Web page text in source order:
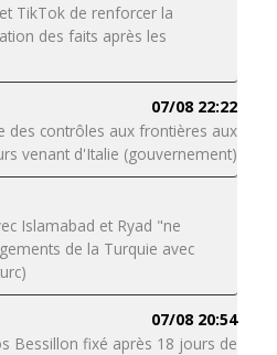
TikTok de renforcer la
des faits après les
07/08 22:22
des contrôles aux frontières aux
venant d'Italie (gouvernement)
Islamabad et Ryad "ne
de la Turquie avec
07/08 20:54
Bessillon fixé après 18 jours de